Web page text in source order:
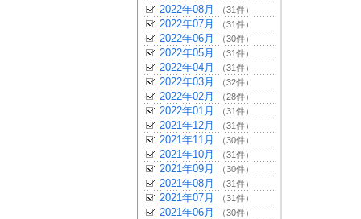
2022年08月 （31件）
2022年07月 （31件）
2022年06月 （30件）
2022年05月 （31件）
2022年04月 （31件）
2022年03月 （32件）
2022年02月 （28件）
2022年01月 （31件）
2021年12月 （31件）
2021年11月 （30件）
2021年10月 （31件）
2021年09月 （30件）
2021年08月 （31件）
2021年07月 （31件）
2021年06月 （30件）